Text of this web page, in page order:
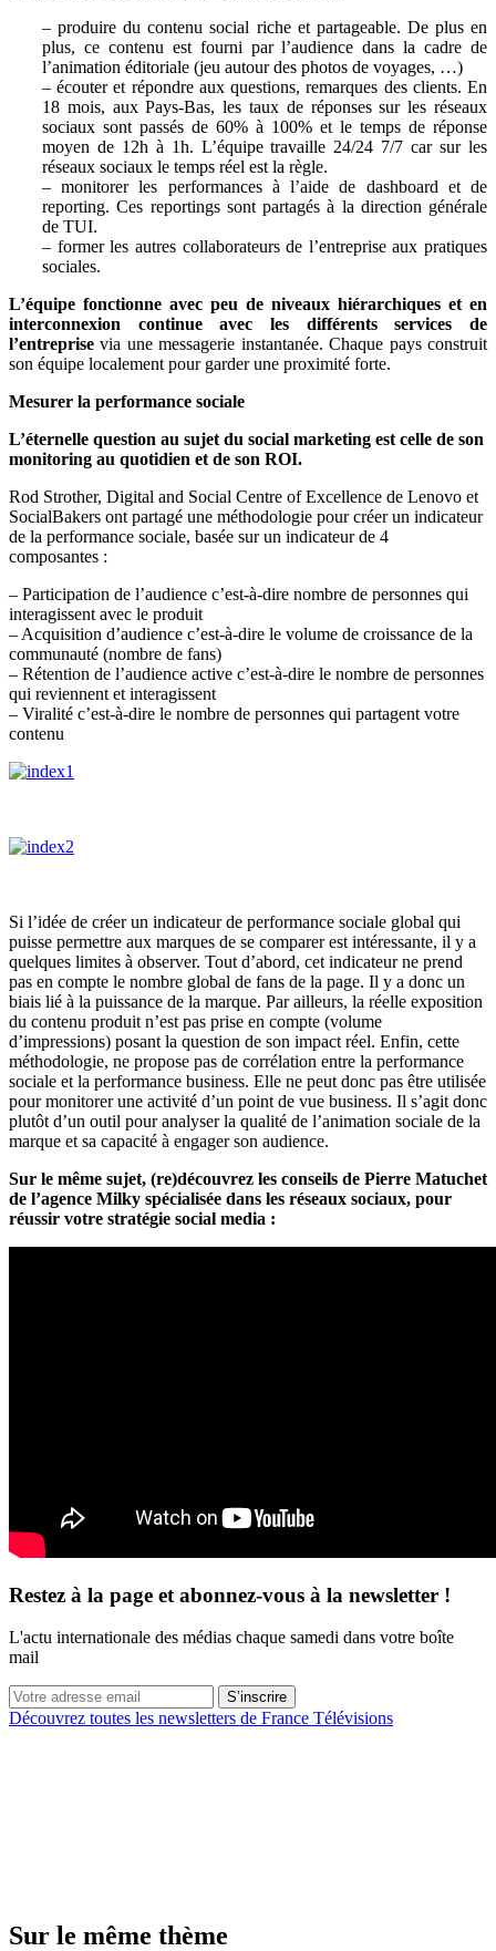
– produire du contenu social riche et partageable. De plus en
plus, ce contenu est fourni par l’audience dans la cadre de
l’animation éditoriale (jeu autour des photos de voyages, …)
– écouter et répondre aux questions, remarques des clients. En
18 mois, aux Pays-Bas, les taux de réponses sur les réseaux
sociaux sont passés de 60% à 100% et le temps de réponse
moyen de 12h à 1h. L’équipe travaille 24/24 7/7 car sur les
réseaux sociaux le temps réel est la règle.
– monitorer les performances à l’aide de dashboard et de
reporting. Ces reportings sont partagés à la direction générale
de TUI.
– former les autres collaborateurs de l’entreprise aux pratiques
sociales.
L’équipe fonctionne avec peu de niveaux hiérarchiques et en
interconnexion continue avec les différents services de
l’entreprise via une messagerie instantanée. Chaque pays construit
son équipe localement pour garder une proximité forte.
Mesurer la performance sociale
L’éternelle question au sujet du social marketing est celle de son
monitoring au quotidien et de son ROI.
Rod Strother, Digital and Social Centre of Excellence de Lenovo et
SocialBakers ont partagé une méthodologie pour créer un indicateur
de la performance sociale, basée sur un indicateur de 4
composantes :
– Participation de l’audience c’est-à-dire nombre de personnes qui
interagissent avec le produit
– Acquisition d’audience c’est-à-dire le volume de croissance de la
communauté (nombre de fans)
– Rétention de l’audience active c’est-à-dire le nombre de personnes
qui reviennent et interagissent
– Viralité c’est-à-dire le nombre de personnes qui partagent votre
contenu
Si l’idée de créer un indicateur de performance sociale global qui
puisse permettre aux marques de se comparer est intéressante, il y a
quelques limites à observer. Tout d’abord, cet indicateur ne prend
pas en compte le nombre global de fans de la page. Il y a donc un
biais lié à la puissance de la marque. Par ailleurs, la réelle exposition
du contenu produit n’est pas prise en compte (volume
d’impressions) posant la question de son impact réel. Enfin, cette
méthodologie, ne propose pas de corrélation entre la performance
sociale et la performance business. Elle ne peut donc pas être utilisée
pour monitorer une activité d’un point de vue business. Il s’agit donc
plutôt d’un outil pour analyser la qualité de l’animation sociale de la
marque et sa capacité à engager son audience.
Sur le même sujet, (re)découvrez les conseils de Pierre Matuchet
de l’agence Milky spécialisée dans les réseaux sociaux, pour
réussir votre stratégie social media :
Restez à la page et abonnez-vous à la newsletter !
L'actu internationale des médias chaque samedi dans votre boîte
mail
S’inscrire
Découvrez toutes les newsletters de France Télévisions
Sur le même thème